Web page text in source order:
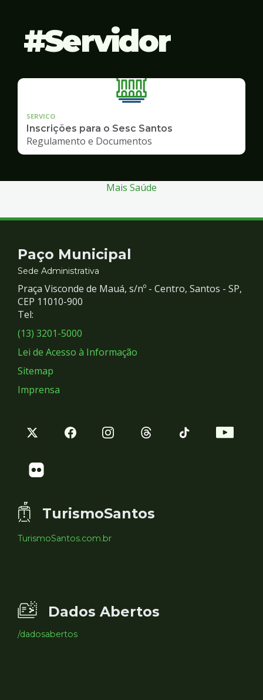
Servidor
SERVICO
Inscrições para o Sesc Santos
Regulamento e Documentos
Mais Saúde
Contato
e
Redes
Sociais
Paço Municipal
Sede Administrativa
Praça Visconde de Mauá, s/nº - Centro, Santos - SP,
CEP 11010-900
Tel:
(13) 3201-5000
Lei de Acesso à Informação
Sitemap
Imprensa
TurismoSantos
TurismoSantos.com.br
Dados Abertos
/dadosabertos